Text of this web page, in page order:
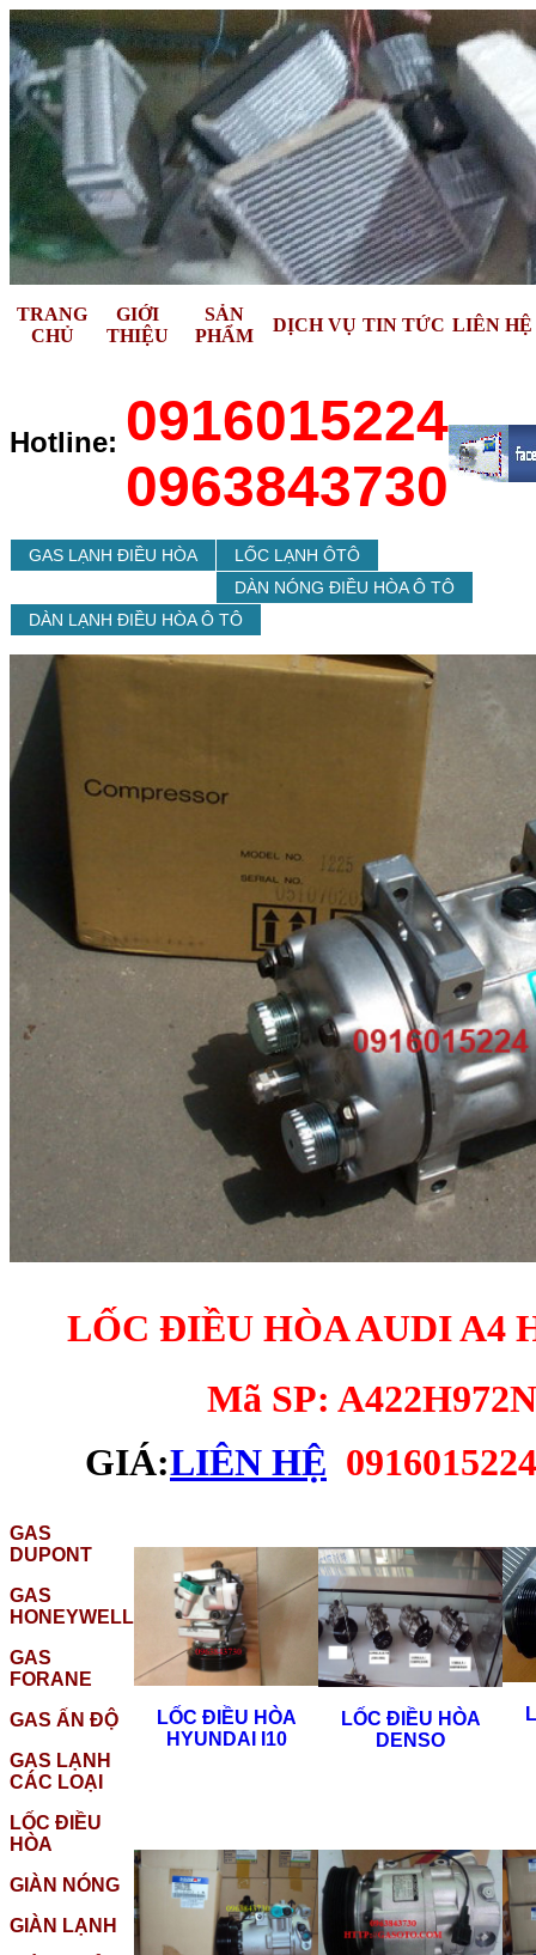
TRANG
CHỦ
GIỚI
THIỆU
SẢN
PHẨM
DỊCH VỤ TIN TỨC LIÊN HỆ
Hotline: 0916015224
0963843730
GAS LẠNH ÐIỀU HÒA
LỐC LẠNH ÔTÔ
DÀN NÓNG ÐIỀU HÒA Ô TÔ
DÀN LẠNH ĐIỀU HÒA Ô TÔ
LỐC ĐIỀU HÒA AUDI A4
Mã SP:
GIÁ:LIÊN HỆ
GAS
DUPONT
GAS
HONEYWELL
GAS
FORANE
GAS ẤN ĐỘ
GAS LẠNH
CÁC LOẠI
LỐC ĐIỀU
HÒA
GIÀN NÓNG
GIÀN LẠNH
LỐC ĐIỀU HÒA
HYUNDAI I10
LỐC ĐIỀU HÒA
DENSO